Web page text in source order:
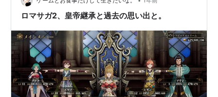
くことができる。このシステムは自分だけの物語を作り
ロマサガ2、皇帝継承と過去の思い出と。